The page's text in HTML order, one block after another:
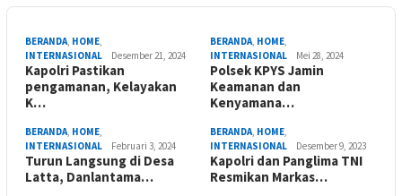
BERANDA, HOME,
INTERNASIONAL
Desember 21, 2024
Kapolri Pastikan
pengamanan, Kelayakan
K…
BERANDA, HOME,
INTERNASIONAL
Mei 28, 2024
Polsek KPYS Jamin
Keamanan dan
Kenyamana…
BERANDA, HOME,
INTERNASIONAL
Februari 3, 2024
Turun Langsung di Desa
Latta, Danlantama…
BERANDA, HOME,
INTERNASIONAL
Desember 9, 2023
Kapolri dan Panglima TNI
Resmikan Markas…